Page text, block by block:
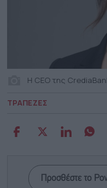
Η CEO της
ΤΡΑΠΕΖΕΣ
Προσθέστε το